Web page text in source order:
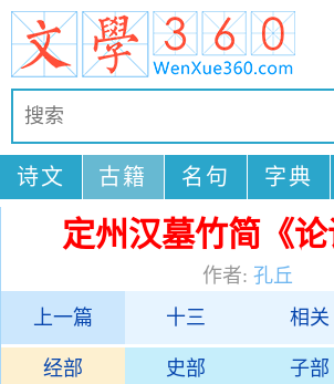
诗文 古籍 名句 字典
定州汉墓竹简《论
作者: 孔丘
上一篇
十三 相关
经部 史部 子部